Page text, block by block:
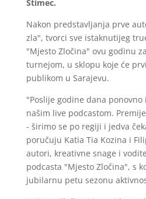
Štimec.
Nakon predstavljanja prve
zla", tvorci sve istaknutijeg
"Mjesto Zločina" ovu godinu
turnejom, u sklopu koje će
publikom u Sarajevu.
"Poslije godine dana
našim live podcastom.
- širimo se po regiji i jedva
poručuju Katia Tia Kozina i
autori, kreativne snage i
podcasta "Mjesto Zločina", s
jubilarnu petu sezonu